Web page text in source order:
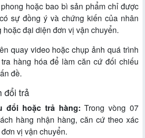
hoặc bao bì sản phẩm chỉ được
sự đồng ý và chứng kiến của nhân
hoặc đại diện đơn vị vận chuyển.
quay video hoặc chụp ảnh quá trình
hàng hóa để làm căn cứ đối chiếu
đề.
đổi trả
đổi hoặc trả hàng: Trong vòng 07
hàng nhận hàng, căn cứ theo xác
vị vận chuyển.